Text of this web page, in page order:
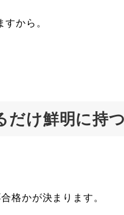
から。
だけ鮮明に持つ
格かが決まります。